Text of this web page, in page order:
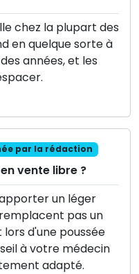
chez la plupart des
en quelque sorte à
années, et les
par la rédaction
vente libre ?
un léger
pas un
d'une poussée
à votre médecin
adapté.